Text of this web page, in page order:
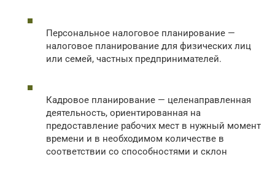
Персональное налоговое планирование —
налоговое планирование для физических лиц
или семей, частных предпринимателей.
Кадровое планирование — целенаправленная
деятельность, ориентированная на
предоставление рабочих мест в нужный момент
времени и в необходимом количестве в
соответствии со способностями и склон